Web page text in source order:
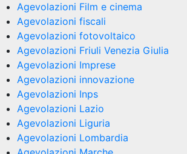
Agevolazioni Film e cinema
Agevolazioni fiscali
Agevolazioni fotovoltaico
Agevolazioni Friuli Venezia Giulia
Agevolazioni Imprese
Agevolazioni innovazione
Agevolazioni Inps
Agevolazioni Lazio
Agevolazioni Liguria
Agevolazioni Lombardia